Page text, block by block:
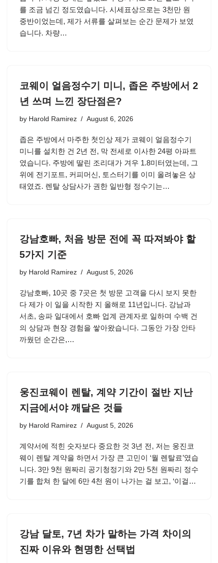
를 조금 넘긴 정도였습니다. 시세표상으로는 3천만 원
중반이었는데, 제가 서류를 살펴보는 순간 문제가 보였
습니다. 차량…
코웨이 얼음정수기 미니, 좁은 주방에서 2
년 쓰며 느낀 장단점은?
by Harold Ramirez August 6, 2026
좁은 주방에서 마주한 첫인상 제가 코웨이 얼음정수기
미니를 설치한 건 2년 전, 막 전세로 이사한 24평 아파트
였습니다. 주방에 딸린 조리대가 겨우 1.8미터였는데, 그
위에 전기포트, 커피머신, 토스터기를 이미 올려놓은 상
태였죠. 렌탈 상담사가 권한 일반형 정수기는…
강남호빠, 처음 방문 전에 꼭 따져봐야 할
5가지 기준
by Harold Ramirez August 5, 2026
강남호빠, 10곳 중 7곳은 첫 방문 고객을 다시 보지 못한
다 제가 이 일을 시작한 지 올해로 11년입니다. 강남과
서초, 송파 일대에서 호빠 업계 관계자로 일하며 수백 건
의 상담과 현장 경험을 쌓아왔습니다. 그동안 가장 안타
까웠던 순간은,…
웅진코웨이 렌탈, 계약 기간이 절반 지난
지금에서야 깨달은 것들
by Harold Ramirez August 5, 2026
계약서에 적힌 숫자보다 중요한 것 3년 전, 저는 웅진코
웨이 렌탈 계약을 하면서 가장 큰 고민이 ‘월 렌탈료’였습
니다. 3만 9천 원짜리 공기청정기와 2만 5천 원짜리 정수
기를 합쳐 한 달에 6만 4천 원이 나가는 걸 보고, ‘이걸…
강남 달토, 7년 차가 말하는 가격 차이의
진짜 이유와 현명한 선택법